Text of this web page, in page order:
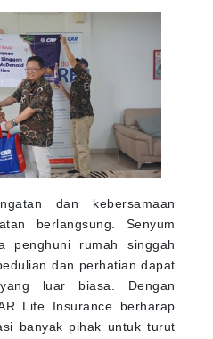
dan kebersamaan
berlangsung. Senyum
penghuni rumah singgah
dan perhatian dapat
luar biasa. Dengan
Life Insurance berharap
banyak pihak untuk turut